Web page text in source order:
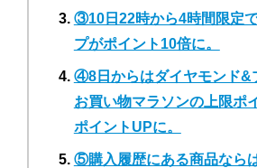
③10日22時から4時間限定
プがポイント10倍に。
④8日からはダイヤモンド&
お買い物マラソンの上限ポ
ポイントUPに。
⑤購入履歴にある商品なら